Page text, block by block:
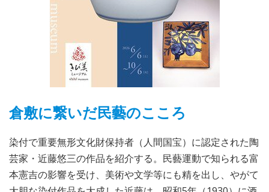
倉敷に繋いだ民藝のこころ
染付で重要無形文化財保持者（人間国宝）に認定された陶
芸家・近藤悠三の作品を紹介する。民藝運動で知られる富
本憲吉の影響を受け、美術や文学等にも精を出し、やがて